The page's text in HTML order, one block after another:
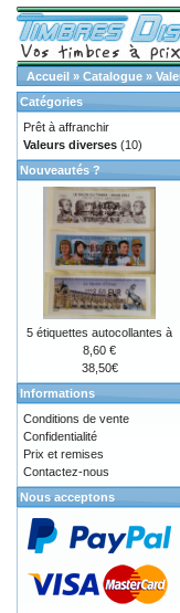
Accueil » Catalogue »
Catégories
Prêt à affranchir
Valeurs diverses (10)
Nouveautés ?
5 étiquettes autocollantes à
8,60 €
38,50€
Informations
Conditions de vente
Confidentialité
Prix et remises
Contactez-nous
Nous acceptons